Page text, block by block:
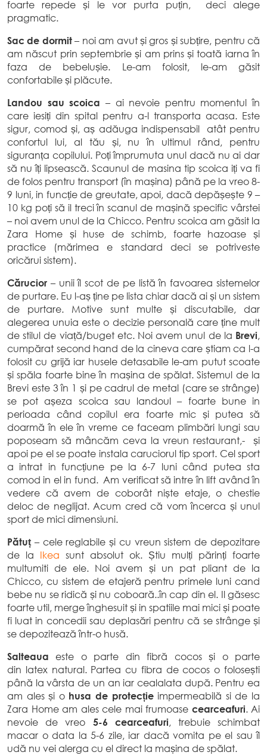
foarte repede și le vor purta puțin, deci alege
pragmatic.
Sac de dormit– noi am avut și gros și subțire, pentru că
am născut prin septembrie și am prins și toată iarna în
faza de bebelușie. Le-am folosit, le-am găsit
confortabile și plăcute.
Landou sau scoica – ai nevoie pentru momentul în
care iesiți din spital pentru a-l transporta acasa. Este
sigur, comod și, aș adăuga indispensabil atât pentru
confortul lui, al tău și, nu în ultimul rând, pentru
siguranța copilului. Poți împrumuta unul dacă nu ai dar
să nu îți lipsească. Scaunul de masina tip scoica iți va fi
de folos pentru transport (în mașina) până pe la vreo 8-
9 luni, in funcție de greutate, apoi, dacă depășește 9 –
10 kg poți să il treci în scanul de mașină specific vârstei
– noi avem unul de la Chicco. Pentru scoica am găsit la
Zara Home și huse de schimb, foarte hazoase și
practice (mărimea e standard deci se potriveste
oricărui sistem).
Cărucior – unii îl scot de pe listă în favoarea sistemelor
de purtare. Eu l-aș ține pe lista chiar dacă ai și un sistem
de purtare. Motive sunt multe și discutabile, dar
alegerea unuia este o decizie personală care ține mult
de stilul de viață/buget etc. Noi avem unul de la Brevi,
cumpărat second hand de la cineva care știam ca l-a
folosit cu grijă iar husele detasabile le-am putut scoate
și spăla foarte bine în mașina de spălat. Sistemul de la
Brevi este 3 în 1 și pe cadrul de metal (care se strânge)
se pot așeza scoica sau landoul – foarte bune in
perioada când copilul era foarte mic și putea să
doarmă în ele în vreme ce faceam plimbări lungi sau
poposeam să mâncăm ceva la vreun restaurant,- și
apoi pe el se poate instala caruciorul tip sport. Cel sport
a intrat in funcțiune pe la 6-7 luni când putea sta
comod in el in fund. Am verificat să intre în lift având în
vedere că avem de coborât niște etaje, o chestie
deloc de neglijat. Acum cred că vom încerca și unul
sport de mici dimensiuni.
Pătuț – cele reglabile și cu vreun sistem de depozitare
de la Ikea sunt absolut ok. Știu mulți părinți foarte
multumiti de ele. Noi avem și un pat pliant de la
Chicco, cu sistem de etajeră pentru primele luni cand
bebe nu se ridică și nu coboară..în cap din el. Il găsesc
foarte util, merge înghesuit și in spatiile mai mici și poate
fi luat in concedii sau deplasări pentru că se strânge și
se depozitează într-o husă.
Salteaua este o parte din fibră cocos și o parte
din latex natural. Partea cu fibra de cocos o folosești
până la vârsta de un an iar cealalata după. Pentru ea
am ales și o husa de protecțieimpermeabilă si de la
Zara Home am ales cele mai frumoase cearceafuri. Ai
nevoie de vreo 5-6 cearceafuri, trebuie schimbat
macar o data la 5-6 zile, iar dacă vomita pe el sau îl
udă nu vei alerga cu el direct la mașina de spălat.